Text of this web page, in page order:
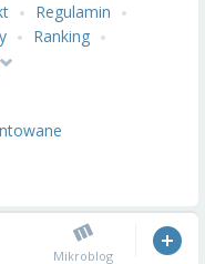
Regulamin
Ranking
Mikroblog